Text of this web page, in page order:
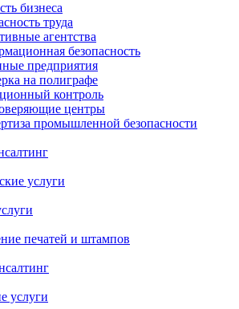
бизнеса
труда
агентства
безопасность
предприятия
на полиграфе
контроль
центры
промышленной безопасности
услуги
печатей и штампов
услуги